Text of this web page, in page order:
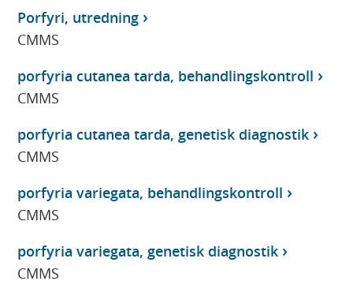
Porfyri, utredning
CMMS
porfyria cutanea tarda, behandlingskontroll
CMMS
porfyria cutanea tarda, genetisk diagnostik
CMMS
porfyria variegata, behandlingskontroll
CMMS
porfyria variegata, genetisk diagnostik
CMMS